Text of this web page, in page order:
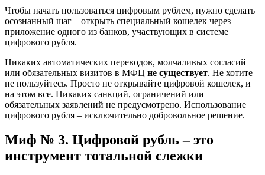
Чтобы начать пользоваться цифровым рублем, нужно сделать
осознанный шаг – открыть специальный кошелек через
приложение одного из банков, участвующих в системе
цифрового рубля.
Никаких автоматических переводов, молчаливых согласий
или обязательных визитов в МФЦ не существует. Не хотите –
не пользуйтесь. Просто не открывайте цифровой кошелек, и
на этом все. Никаких санкций, ограничений или
обязательных заявлений не предусмотрено. Использование
цифрового рубля – исключительно добровольное решение.
Миф № 3. Цифровой рубль – это
инструмент тотальной слежки